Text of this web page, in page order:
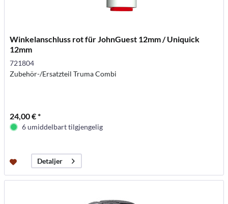
Winkelanschluss rot für JohnGuest 12mm / Uniquick
12mm
721804
Zubehör-/Ersatzteil Truma Combi
24,00 € *
6 umiddelbart tilgjengelig
Detaljer